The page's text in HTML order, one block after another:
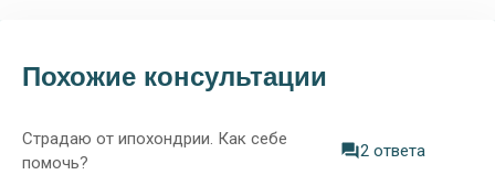
Похожие консультации
Страдаю от ипохондрии. Как себе
помочь?
2 ответа